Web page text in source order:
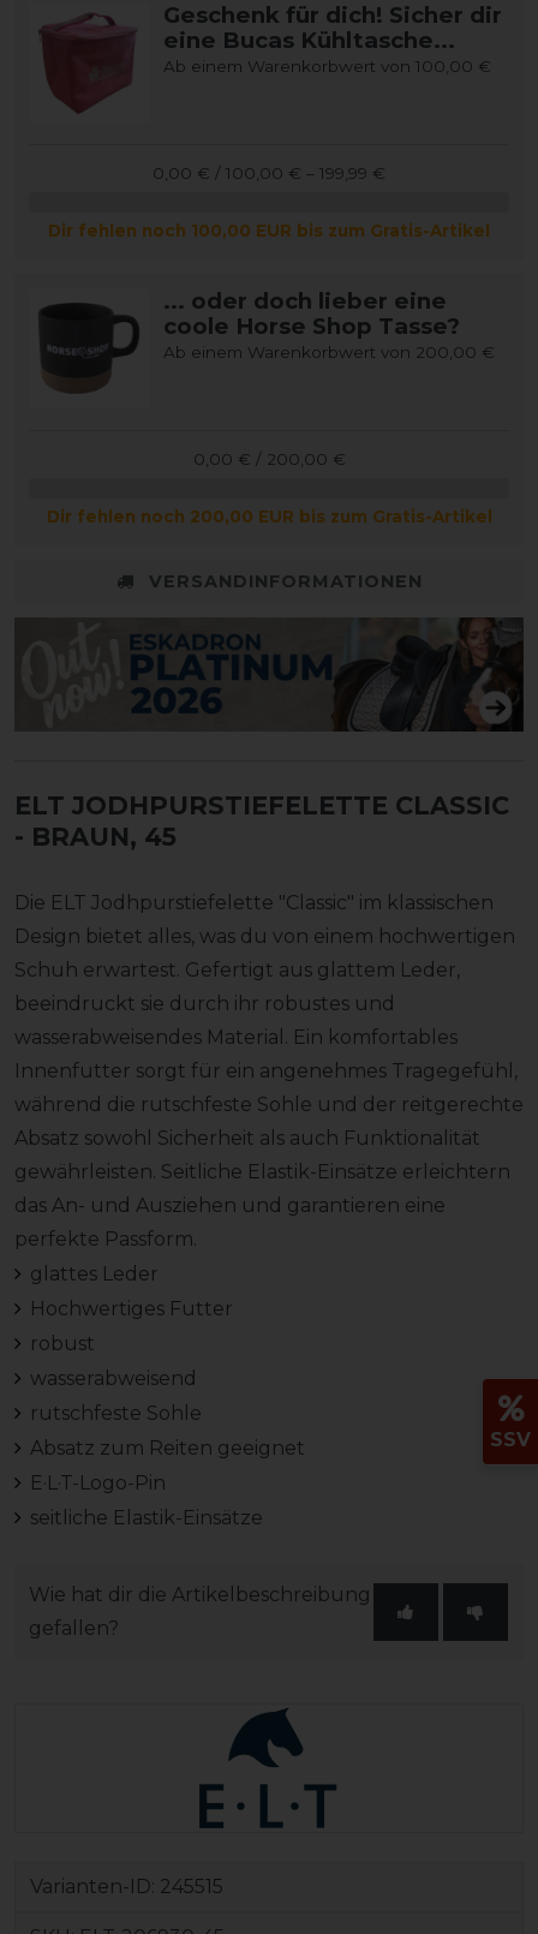
Geschenk für dich! Sicher dir
eine Bucas Kühltasche...
Ab einem Warenkorbwert von 100,00 €
0,00 € / 100,00 € – 199,99 €
Dir fehlen noch 100,00 EUR bis zum Gratis-Artikel
... oder doch lieber eine
coole Horse Shop Tasse?
Ab einem Warenkorbwert von 200,00 €
0,00 € / 200,00 €
Dir fehlen noch 200,00 EUR bis zum Gratis-Artikel
VERSANDINFORMATIONEN
ELT JODHPURSTIEFELETTE CLASSIC
- BRAUN, 45
Die ELT Jodhpurstiefelette "Classic" im klassischen
Design bietet alles, was du von einem hochwertigen
Schuh erwartest. Gefertigt aus glattem Leder,
beeindruckt sie durch ihr robustes und
wasserabweisendes Material. Ein komfortables
Innenfutter sorgt für ein angenehmes Tragegefühl,
während die rutschfeste Sohle und der reitgerechte
Absatz sowohl Sicherheit als auch Funktionalität
gewährleisten. Seitliche Elastik-Einsätze erleichtern
das An- und Ausziehen und garantieren eine
perfekte Passform.
glattes Leder
Hochwertiges Futter
robust
wasserabweisend
rutschfeste Sohle
Absatz zum Reiten geeignet
E·L·T-Logo-Pin
seitliche Elastik-Einsätze
Wie hat dir die Artikelbeschreibung
gefallen?
Varianten-ID: 245515
SSV